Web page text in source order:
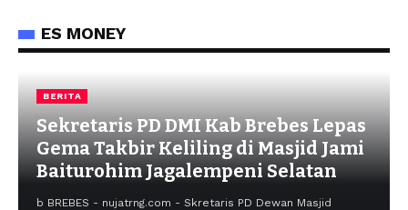
ES MONEY
BERITA
Sekretaris PD DMI Kab Brebes Lepas
Gema Takbir Keliling di Masjid Jami
Baiturohim Jagalempeni Selatan
b BREBES - nujatrng.com - Skretaris PD Dewan Masjid